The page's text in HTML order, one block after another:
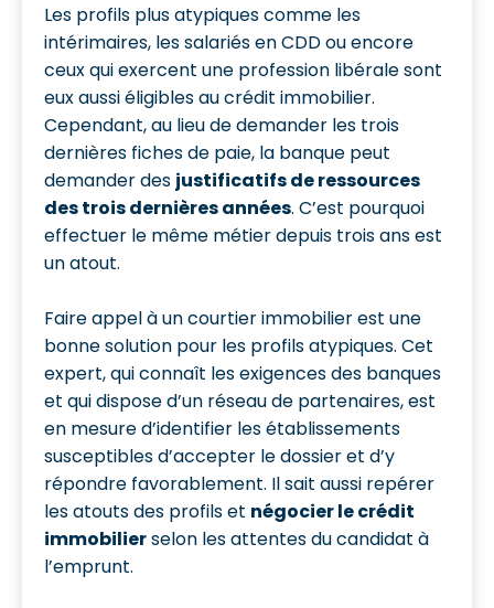
Les profils plus atypiques comme les
intérimaires, les salariés en CDD ou encore
ceux qui exercent une profession libérale sont
eux aussi éligibles au crédit immobilier.
Cependant, au lieu de demander les trois
dernières fiches de paie, la banque peut
demander des justificatifs de ressources
des trois dernières années. C’est pourquoi
effectuer le même métier depuis trois ans est
un atout.
Faire appel à un courtier immobilier est une
bonne solution pour les profils atypiques. Cet
expert, qui connaît les exigences des banques
et qui dispose d’un réseau de partenaires, est
en mesure d’identifier les établissements
susceptibles d’accepter le dossier et d’y
répondre favorablement. Il sait aussi repérer
les atouts des profils et négocier le crédit
immobilierselon les attentes du candidat à
l’emprunt.